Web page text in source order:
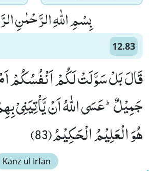
بِسْمِ اللّٰهِ الرَّحْمٰنِ
12.83
قَالَ بَلْ سَوَّلَتْ لَكُمْ اَنْفُسُكُمْ
جَمِیْلٌؕ-عَسَى اللّٰهُ اَنْ یَّاْتِیَنِیْ
هُوَ الْعَلِیْمُ الْحَكِیْمُ(83)
Kanz ul Irfan